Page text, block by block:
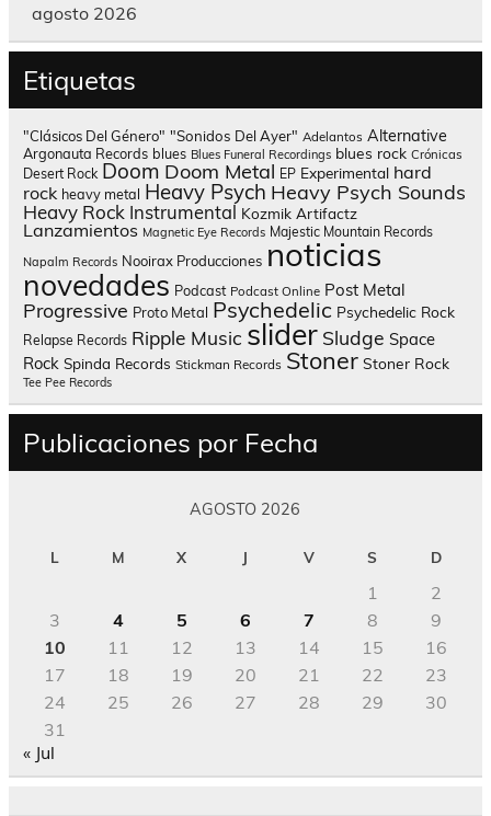
agosto 2026
Etiquetas
"Clásicos Del Género" "Sonidos Del Ayer" Adelantos Alternative
Argonauta Records blues Blues Funeral Recordings blues rock Crónicas
Desert Rock Doom Doom Metal EP Experimental hard
rock heavy metal Heavy Psych Heavy Psych Sounds
Heavy Rock Instrumental Kozmik Artifactz
Lanzamientos Magnetic Eye Records Majestic Mountain Records
Napalm Records Nooirax Producciones noticias
novedades Podcast Podcast Online Post Metal
Progressive Proto Metal Psychedelic Psychedelic Rock
Relapse Records Ripple Music slider Sludge Space
Rock Spinda Records Stickman Records Stoner Stoner Rock
Tee Pee Records
Publicaciones por Fecha
AGOSTO 2026
L M X J V S D
1
2
3
4 5 6 7 8
9
10
11 12 13 14 15
16
17
18 19 20 21 22
23
24
25 26 27 28 29
30
31
« Jul